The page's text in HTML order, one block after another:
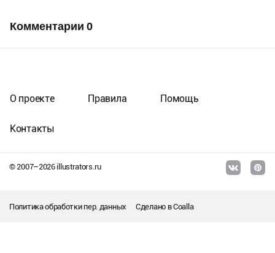
Комментарии 0
© 2007–2026illustrators.ru
О проекте Правила Помощь
Контакты
Политика обработки пер. данных Сделано вCoalla